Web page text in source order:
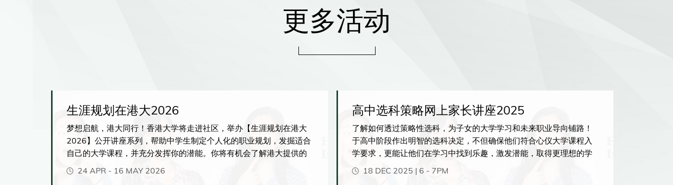
更多活动
生涯规划在港大2026
梦想启航，港大同行！香港大学将走进社区，举办【生涯规划在港大
2026】公开讲座系列，帮助中学生制定个人化的职业规划，发掘适合
自己的大学课程，并充分发挥你的潜能。你将有机会了解港大提供的
各种独特学习体验，包括紧贴市场发展、前沿人工智能相关的创新课
程、弹性多元的主修与副修选择、海外交流与实习机会。
24 APR - 16 MAY 2026
高中选科策略网上家长讲座2025
了解如何透过策略性选科，为子女的大学学习和未来职业导向铺路！
于高中阶段作出明智的选科决定，不但确保他们符合心仪大学课程入
学要求，更能让他们在学习中找到乐趣，激发潜能，取得更理想的学
业表现。
18 DEC 2025 | 6 - 7PM